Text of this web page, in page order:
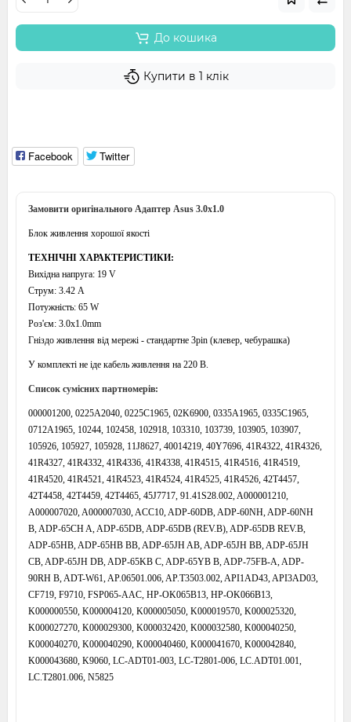
До кошика
Купити в 1 клік
Facebook Twitter
Замовити оригінального Адаптер Asus 3.0x1.0
Блок живлення хорошої якості
ТЕХНІЧНІ ХАРАКТЕРИСТИКИ:
Вихідна напруга: 19 V
Струм: 3.42 A
Потужність: 65 W
Роз'єм: 3.0x1.0mm
Гніздо живлення від мережі - стандартне 3pin (клевер, чебурашка)
У комплекті не іде кабель живлення на 220 В.
Список сумісних партномерів:
000001200, 0225A2040, 0225C1965, 02K6900, 0335A1965, 0335C1965,
0712A1965, 10244, 102458, 102918, 103310, 103739, 103905, 103907,
105926, 105927, 105928, 11J8627, 40014219, 40Y7696, 41R4322, 41R4326,
41R4327, 41R4332, 41R4336, 41R4338, 41R4515, 41R4516, 41R4519,
41R4520, 41R4521, 41R4523, 41R4524, 41R4525, 41R4526, 42T4457,
42T4458, 42T4459, 42T4465, 45J7717, 91.41S28.002, A000001210,
A000007020, A000007030, ACC10, ADP-60DB, ADP-60NH, ADP-60NH
B, ADP-65CH A, ADP-65DB, ADP-65DB (REV.B), ADP-65DB REV.B,
ADP-65HB, ADP-65HB BB, ADP-65JH AB, ADP-65JH BB, ADP-65JH
CB, ADP-65JH DB, ADP-65KB C, ADP-65YB B, ADP-75FB-A, ADP-
90RH B, ADT-W61, AP.06501.006, AP.T3503.002, API1AD43, API3AD03,
CF719, F9710, FSP065-AAC, HP-OK065B13, HP-OK066B13,
K000000550, K000004120, K000005050, K000019570, K000025320,
K000027270, K000029300, K000032420, K000032580, K000040250,
K000040270, K000040290, K000040460, K000041670, K000042840,
K000043680, K9060, LC-ADT01-003, LC-T2801-006, LC.ADT01.001,
LC.T2801.006, N5825